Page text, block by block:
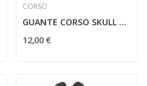
CORSO
GUANTE CORSO SKULL MK1 NEGRO
12,00 €